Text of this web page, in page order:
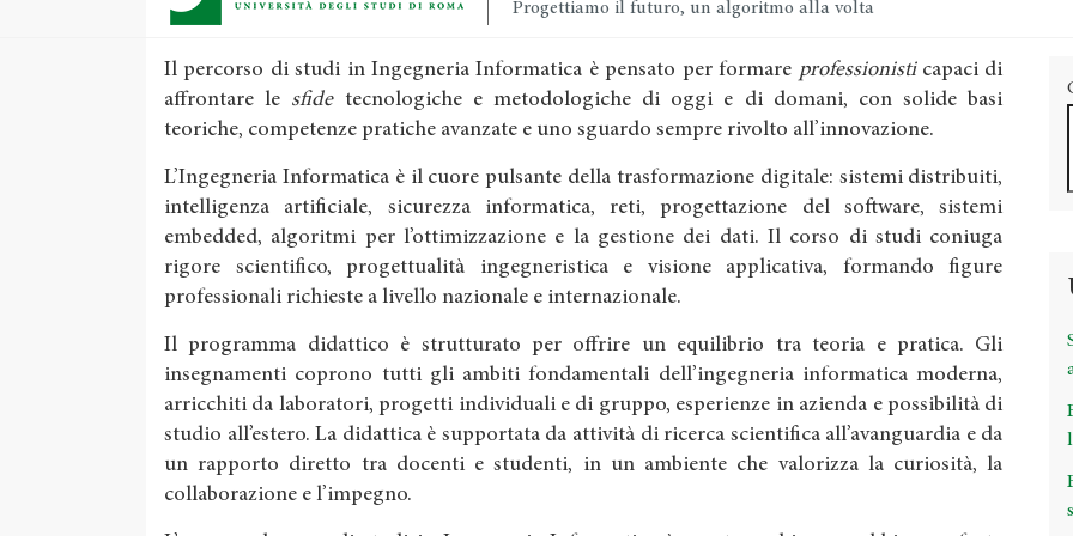
Progettiamo il futuro, un algoritmo alla volta
Il percorso di studi in Ingegneria Informatica è pensato per formare professionisticapaci di
affrontare le sfidetecnologiche e metodologiche di oggi e di domani, con solide basi
teoriche, competenze pratiche avanzate e uno sguardo sempre rivolto all’innovazione.
L’Ingegneria Informatica è il cuore pulsante della trasformazione digitale: sistemi distribuiti,
intelligenza artificiale, sicurezza informatica, reti, progettazione del software, sistemi
embedded, algoritmi per l’ottimizzazione e la gestione dei dati. Il corso di studi coniuga
rigore scientifico, progettualità ingegneristica e visione applicativa, formando figure
professionali richieste a livello nazionale e internazionale.
Il programma didattico è strutturato per offrire un equilibrio tra teoria e pratica. Gli
insegnamenti coprono tutti gli ambiti fondamentali dell’ingegneria informatica moderna,
arricchiti da laboratori, progetti individuali e di gruppo, esperienze in azienda e possibilità di
studio all’estero. La didattica è supportata da attività di ricerca scientifica all’avanguardia e da
un rapporto diretto tra docenti e studenti, in un ambiente che valorizza la curiosità, la
collaborazione e l’impegno.